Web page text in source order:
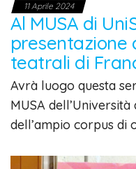
11 Aprile 2024
Al MUSA di
presentazione
teatrali di
Avrà luogo questa
MUSA
dell’ampio corpus di